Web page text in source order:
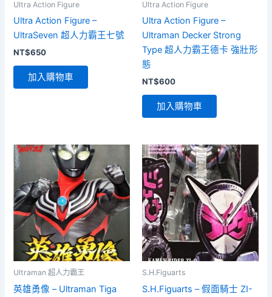
Ultra Action Figure
Ultra Action Figure –
UltraSeven 超人力霸王七號
NT$650
加入購物車
Ultra Action Figure
Ultra Action Figure –
Ultraman Decker Strong
Type 超人力霸王德卡 強壯形
態
NT$600
加入購物車
Ultraman 超人力霸王
英雄勇像 – Ultraman Tiga
S.H.Figuarts
S.H.Figuarts – 假面騎士 ZI-